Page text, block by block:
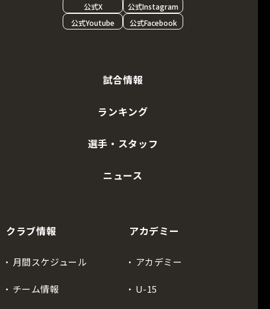
公式X
公式Instagram
公式Youtube
公式Facebook
試合情報
ランキング
選手・スタッフ
ニュース
クラブ情報
月間スケジュール
チーム情報
アカデミー
アカデミー
U-15